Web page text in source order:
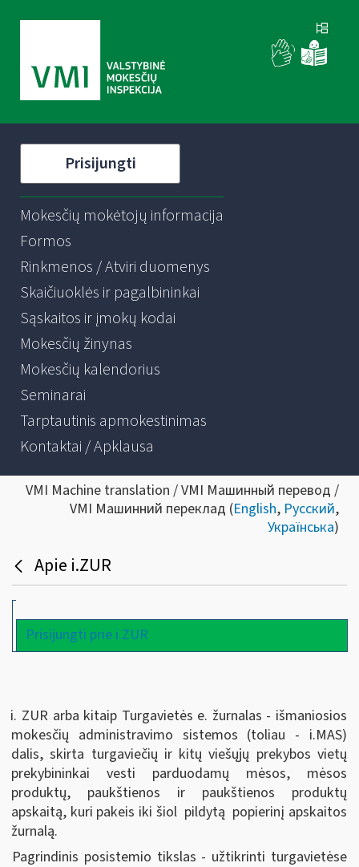
Prisijungti
Mokesčių mokėtojų informacija
Formos
Rinkmenos / Atviri duomenys
Skaičiuoklės ir pagalbininkai
Sąskaitos ir įmokų kodai
Mokesčių žinynas
Mokesčių kalendorius
Seminarai
Tarptautinis apmokestinimas
Kontaktai / Apklausa
VMI Machine translation / VMI Машинный перевод /
VMI Машинний переклад (English, Русский,
Українська)
Apie i.ZUR
Prisijungti prie i.ZUR
i. ZUR arba kitaip Turgavietės e. žurnalas - išmaniosios
mokesčių administravimo sistemos (toliau - i.MAS)
dalis, skirta turgaviečių ir kitų viešųjų prekybos vietų
prekybininkai vesti parduodamų mėsos, mėsos
produktų, paukštienos ir paukštienos produktų
apskaitą, kuri pakeis iki šiol pildytą popierinį apskaitos
žurnalą.
Pagrindinis posistemio tikslas - užtikrinti turgavietėse